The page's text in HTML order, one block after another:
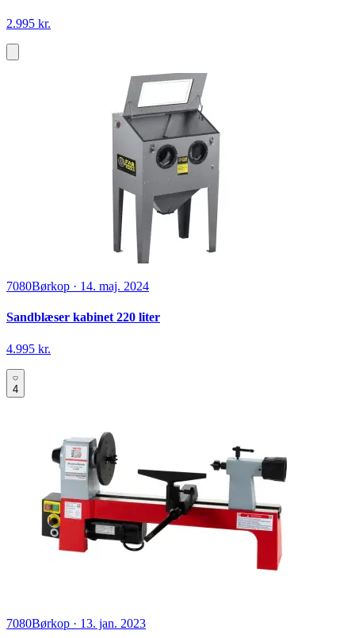
2.995 kr.
7080Børkop · 14. maj. 2024
Sandblæser kabinet 220 liter
4.995 kr.
4
7080Børkop · 13. jan. 2023